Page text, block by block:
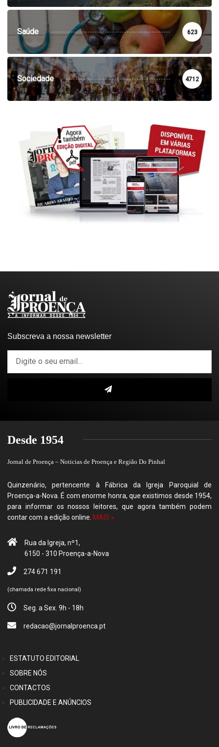
Saúde 623
Sociedade 4712
Subscreva a nossa newsletter
Desde 1954
Jornal de Proença – Noticias de Proença e Região Do Pinhal
Quinzenário, pertencente à Fábrica da Igreja Paroquial de
Proença-a-Nova. É com enorme honra, que existimos desde 1954,
para informar os nossos leitores, que agora também podem
contar com a edição online. MAIS »
Rua da Igreja, nº1,
6150 - 310 Proença-a-Nova
274 671 191
(chamada rede fixa nacional)
Seg. a Sex. 9h - 18h
redacao@jornalproenca.pt
ESTATUTO EDITORIAL
SOBRE NÓS
CONTACTOS
PUBLICIDADE E ANÚNCIOS